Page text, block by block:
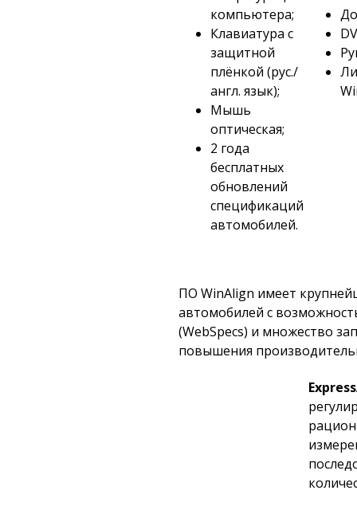
компьютера;
Клавиатура с
защитной
плёнкой (рус./
англ. язык);
Мышь
оптическая;
2 года
бесплатных
обновлений
спецификаций
автомобилей.
ПО WinAlign имеет
автомобилей c
(WebSpecs) и множество
повышения